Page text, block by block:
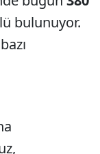
bulunuyor.